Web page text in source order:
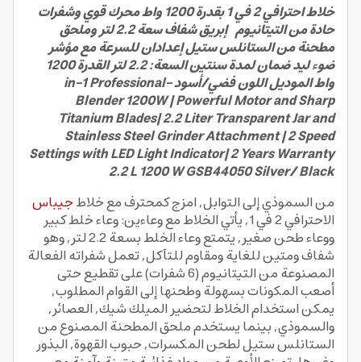
خلاط احترافي 2 في 1 بقدرة 1200 واط محرك قوي وشفرات
حادة من التيتانيوم إبريق شفاف سعة 2.2 لتر وملحق
مطحنة من الستانلس ستيل إعدادان للسرعة مع مؤشر
ضوء ليد ضمان لمدة سنتين السعة: 2.2 لتر القدرة 1200
واط الموديل اللون فضي/أسود -in-1 Professional
Blender 1200W | Powerful Motor and Sharp
Titanium Blades| 2.2 Liter Transparent Jar and
Stainless Steel Grinder Attachment | 2 Speed
Settings with LED Light Indicator| 2 Years Warranty
2.2 L 1200 W GSB44050 Silver/ Black
من السموذي إلى التوابل, امزج كمحترف مع خلاطجيباس
الاحترافي 2 في 1, يأتي الخلاط مع وعاءين: وعاء خلط كبير
ووعاء طحن صغير, يتمتع وعاء الخلط بسعة 2.2 لتر, وهو
شفاف ومتين للغاية ومقاوم للتآكل, تعمل شفراته الفعالة
المصنوعة من التيتانيوم (6 شفرات) على تقطيع حتى
أصعب المكونات بسهولة وطحنها إلى القوام المطلوب,
يمكن استخدام الخلاط لتحضير الميلك شيك, العصائر,
والسموذي, بينما يستخدم ملحق المطحنة المصنوع من
الستانلس ستيل لطحن المكسرات, حبوب القهوة, البذور